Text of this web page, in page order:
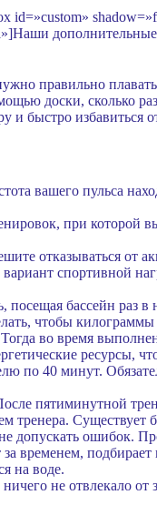
id=»custom»
дополнительные
правильно
доски, сколько
и быстро избавиться
вашего пульса
при которой
отказываться от
спортивной
бассейн раз
чтобы
во время
ресурсы,
по 40 минут.
пятиминутной
тренера. Существует
допускать ошибок.
временем,
на воде.
не отвлекало от